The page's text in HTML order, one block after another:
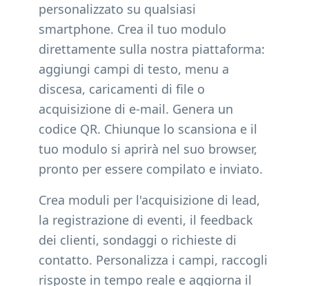
personalizzato su qualsiasi
smartphone. Crea il tuo modulo
direttamente sulla nostra piattaforma:
aggiungi campi di testo, menu a
discesa, caricamenti di file o
acquisizione di e-mail. Genera un
codice QR. Chiunque lo scansiona e il
tuo modulo si aprirà nel suo browser,
pronto per essere compilato e inviato.
Crea moduli per l'acquisizione di lead,
la registrazione di eventi, il feedback
dei clienti, sondaggi o richieste di
contatto. Personalizza i campi, raccogli
risposte in tempo reale e aggiorna il